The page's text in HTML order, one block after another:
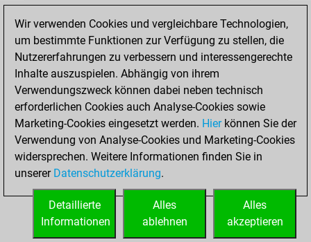
Matt auf vollem Brett
0
Bauer setzt Matt
0
Erstickte Matts
Unterverwandlungen
Türme auf der siebten
0
STARTSEITE
Wir verwenden Cookies und vergleichbare Technologien,
um bestimmte Funktionen zur Verfügung zu stellen, die
Nutzererfahrungen zu verbessern und interessengerechte
Inhalte auszuspielen. Abhängig von ihrem
Verwendungszweck können dabei neben technisch
erforderlichen Cookies auch Analyse-Cookies sowie
Marketing-Cookies eingesetzt werden. Hierkönnen Sie der
Verwendung von Analyse-Cookies und Marketing-Cookies
widersprechen. Weitere Informationen finden Sie in
unserer Datenschutzerklärung.
Alles
akzeptieren
Alles
ablehnen
Detaillierte
Informationen